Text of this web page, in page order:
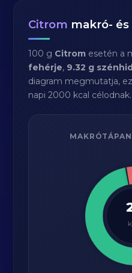
Citrom makró-
100 g Citrom esetén a
fehérje, 9.32 g
diagram megmutatja,
napi 2000 kcal célodnak.